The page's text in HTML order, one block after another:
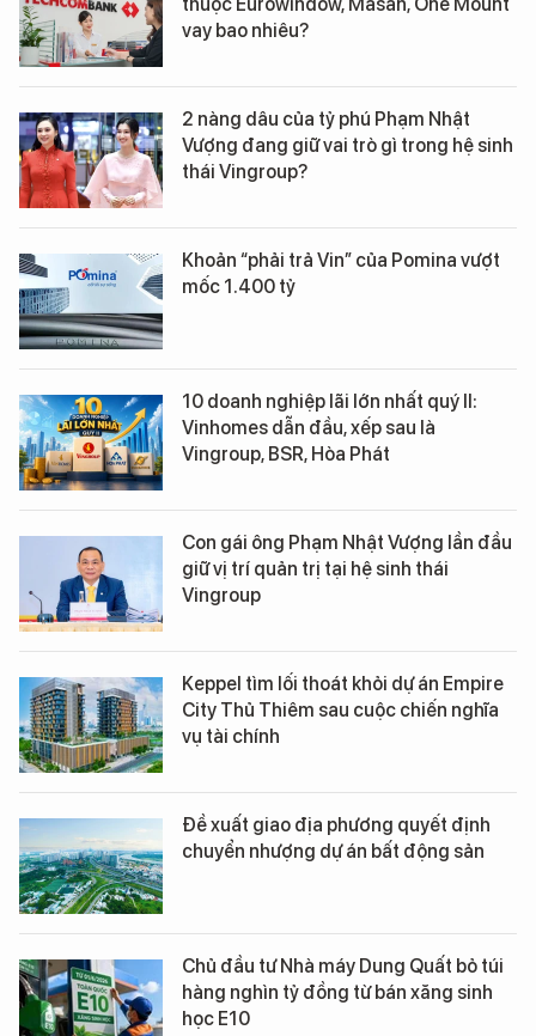
thuộc Eurowindow, Masan, One Mount
vay bao nhiêu?
2 nàng dâu của tỷ phú Phạm Nhật
Vượng đang giữ vai trò gì trong hệ sinh
thái Vingroup?
Khoản “phải trả Vin” của Pomina vượt
mốc 1.400 tỷ
10 doanh nghiệp lãi lớn nhất quý II:
Vinhomes dẫn đầu, xếp sau là
Vingroup, BSR, Hòa Phát
Con gái ông Phạm Nhật Vượng lần đầu
giữ vị trí quản trị tại hệ sinh thái
Vingroup
Keppel tìm lối thoát khỏi dự án Empire
City Thủ Thiêm sau cuộc chiến nghĩa
vụ tài chính
Đề xuất giao địa phương quyết định
chuyển nhượng dự án bất động sản
Chủ đầu tư Nhà máy Dung Quất bỏ túi
hàng nghìn tỷ đồng từ bán xăng sinh
học E10